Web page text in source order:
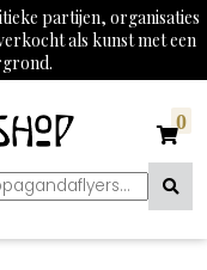
partijen, organisaties
als kunst met een
0